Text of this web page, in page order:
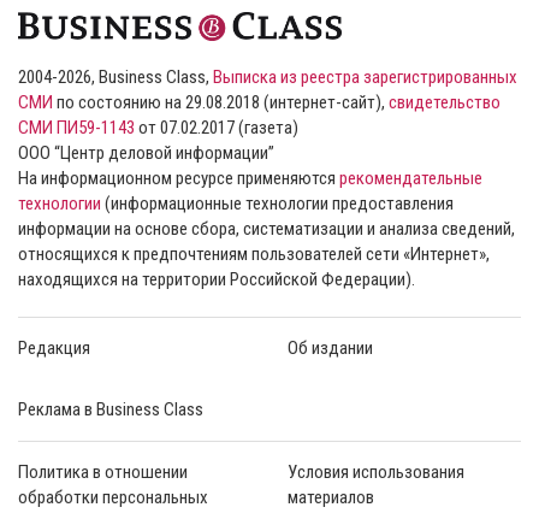
2004-2026, Business Class, Выписка из реестра зарегистрированных
СМИ по состоянию на 29.08.2018 (интернет-сайт), свидетельство
СМИ ПИ59-1143 от 07.02.2017 (газета)
ООО “Центр деловой информации”
На информационном ресурсе применяются рекомендательные
технологии (информационные технологии предоставления
информации на основе сбора, систематизации и анализа сведений,
относящихся к предпочтениям пользователей сети «Интернет»,
находящихся на территории Российской Федерации).
Редакция Об издании
Реклама в Business Class
Политика в отношении
обработки персональных
Условия использования
материалов